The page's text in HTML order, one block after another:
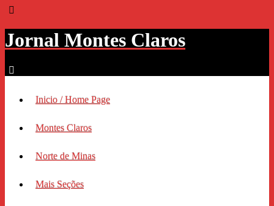
Jornal Montes Claros
Inicio / Home Page
Montes Claros
Norte de Minas
Mais Seções